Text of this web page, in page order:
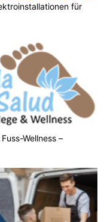
für
Wellness –